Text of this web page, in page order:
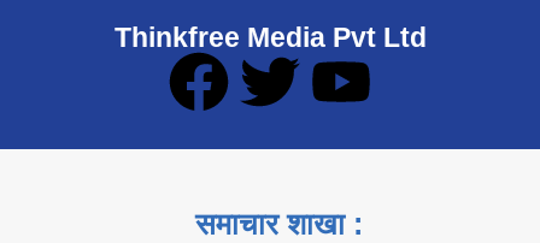
Thinkfree Media Pvt Ltd
समाचार शाखा :